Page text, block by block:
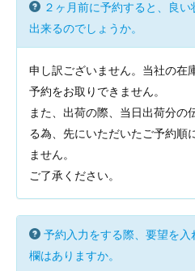
２ヶ月前に予約すると、良
出来るのでしょうか。
申し訳ございません。当社の在
予約をお取りできません。
また、出荷の際、当日出荷分の
る為、先にいただいたご予約順
ません。
ご了承ください。
予約入力をする際、要望を入
欄はありますか。